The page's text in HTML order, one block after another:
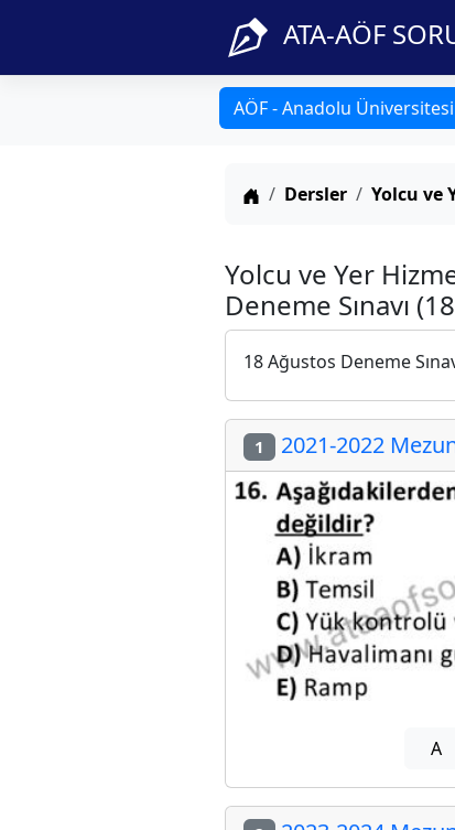
ATA-AÖF
AÖF - Anadolu Üniversitesi
Anasayfa
Dersler Yolcu ve
Yolcu ve Yer
Deneme Sınavı
18 Ağustos Deneme
1 2021-2022
A